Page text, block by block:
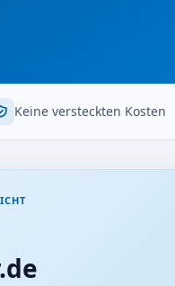
Keine versteckten Kosten